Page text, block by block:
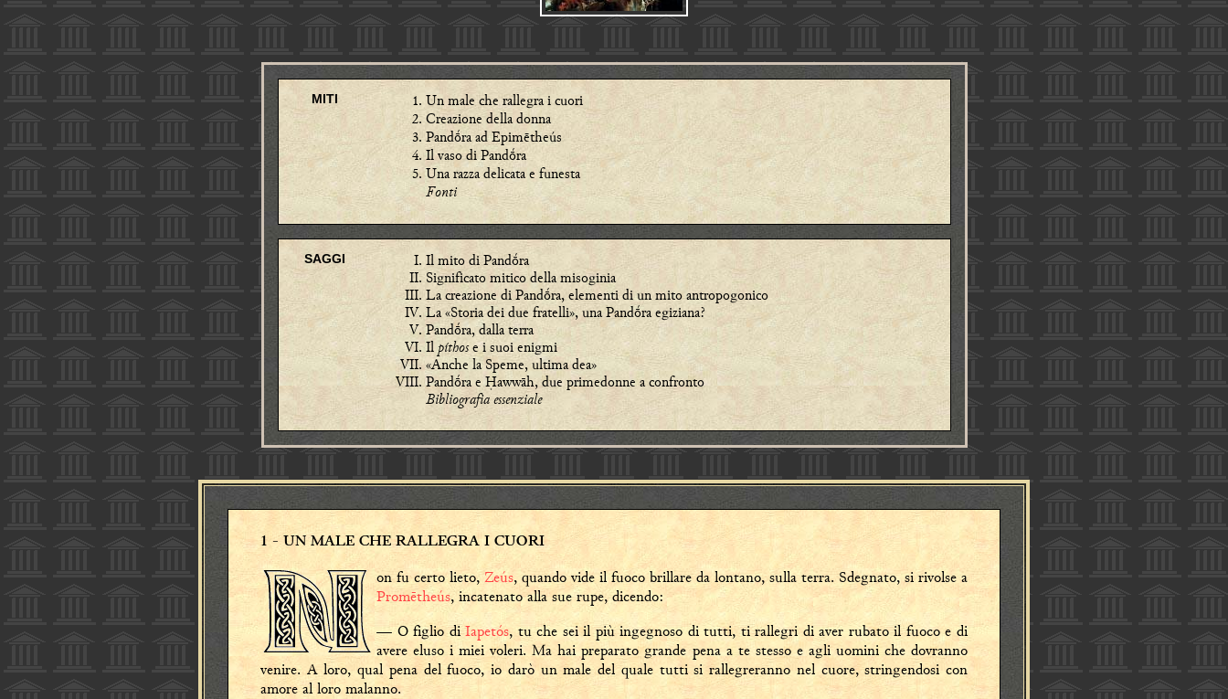
MITI
Un male che rallegra i cuori
Creazione della donna
Pandṓra ad Epimētheús
Il vaso di Pandṓra
Una razza delicata e funesta
Fonti
SAGGI
Il mito di Pandṓra
Significato mitico della misoginia
La creazione di Pandṓra, elementi di un mito antropogonico
La «Storia dei due fratelli», una Pandṓra egiziana?
Pandṓra, dalla terra
Il píthose i suoi enigmi
«Anche la Speme, ultima dea»
Pandṓra e Ḥawwāh, due primedonne a confronto
Bibliografia essenziale
1 - UN MALE CHE RALLEGRA I CUORI
on fu certo lieto,Zeús, quando vide il fuoco brillare da lontano, sulla terra. Sdegnato, si rivolse a
Promētheús, incatenato alla sue rupe, dicendo:
— O figlio diIapetós, tu che sei il più ingegnoso di tutti, ti rallegri di aver rubato il fuoco e di
avere eluso i miei voleri. Ma hai preparato grande pena a te stesso e agli uomini che dovranno
venire. A loro, qual pena del fuoco, io darò un male del quale tutti si rallegreranno nel cuore, stringendosi con
amore al loro malanno.